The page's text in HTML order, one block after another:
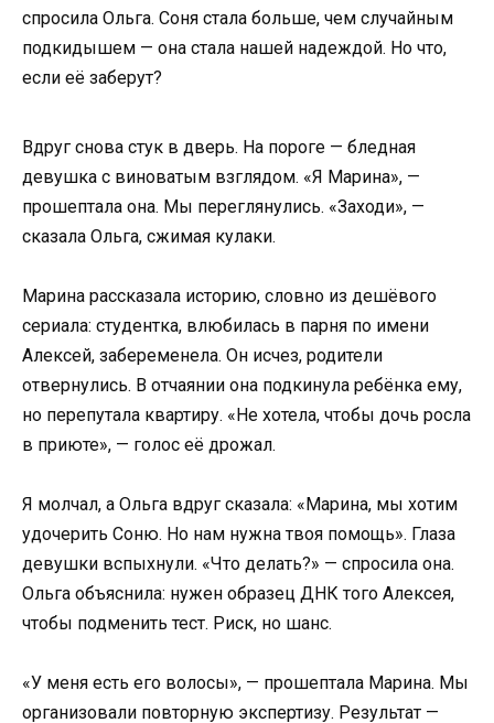
спросила Ольга. Соня стала больше, чем случайным
подкидышем — она стала нашей надеждой. Но что,
если её заберут?
Вдруг снова стук в дверь. На пороге — бледная
девушка с виноватым взглядом. «Я Марина», —
прошептала она. Мы переглянулись. «Заходи», —
сказала Ольга, сжимая кулаки.
Марина рассказала историю, словно из дешёвого
сериала: студентка, влюбилась в парня по имени
Алексей, забеременела. Он исчез, родители
отвернулись. В отчаянии она подкинула ребёнка ему,
но перепутала квартиру. «Не хотела, чтобы дочь росла
в приюте», — голос её дрожал.
Я молчал, а Ольга вдруг сказала: «Марина, мы хотим
удочерить Соню. Но нам нужна твоя помощь». Глаза
девушки вспыхнули. «Что делать?» — спросила она.
Ольга объяснила: нужен образец ДНК того Алексея,
чтобы подменить тест. Риск, но шанс.
«У меня есть его волосы», — прошептала Марина. Мы
организовали повторную экспертизу. Результат —